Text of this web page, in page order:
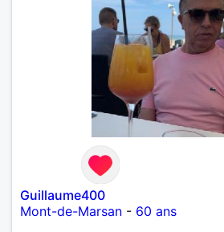
Guillaume400
Mont-de-Marsan - 60 ans